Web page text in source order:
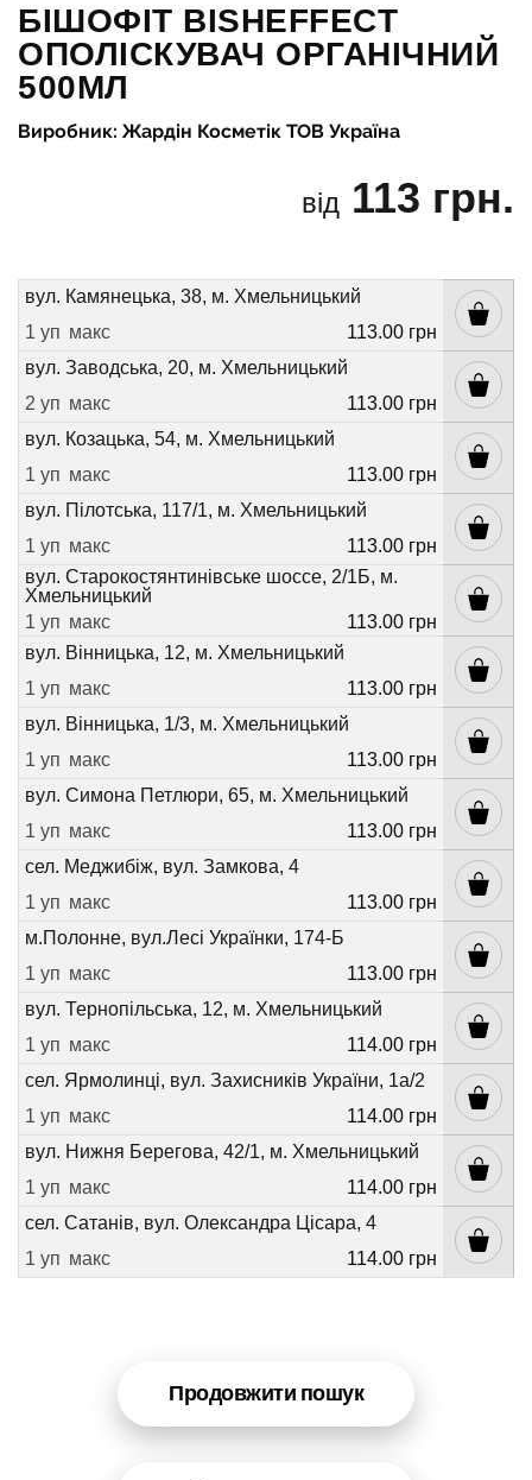
БІШОФІТ BISHEFFECT
ОПОЛІСКУВАЧ ОРГАНІЧНИЙ
500МЛ
Виробник: Жардін Косметік ТОВ Україна
від 113 грн.
вул. Камянецька, 38, м. Хмельницький
1 уп макс
113.00 грн
вул. Заводська, 20, м. Хмельницький
2 уп макс
113.00 грн
вул. Козацька, 54, м. Хмельницький
1 уп макс
113.00 грн
вул. Пілотська, 117/1, м. Хмельницький
1 уп макс
113.00 грн
вул. Старокостянтинівське шоссе, 2/1Б, м.
Хмельницький
1 уп макс
113.00 грн
вул. Вінницька, 12, м. Хмельницький
1 уп макс
113.00 грн
вул. Вінницька, 1/3, м. Хмельницький
1 уп макс
113.00 грн
вул. Симона Петлюри, 65, м. Хмельницький
1 уп макс
113.00 грн
сел. Меджибіж, вул. Замкова, 4
1 уп макс
113.00 грн
м.Полонне, вул.Лесі Українки, 174-Б
1 уп макс
113.00 грн
вул. Тернопільська, 12, м. Хмельницький
1 уп макс
114.00 грн
сел. Ярмолинці, вул. Захисників України, 1а/2
1 уп макс
114.00 грн
вул. Нижня Берегова, 42/1, м. Хмельницький
1 уп макс
114.00 грн
сел. Сатанів, вул. Олександра Цісара, 4
1 уп макс 114.00 грн
Продовжити пошук